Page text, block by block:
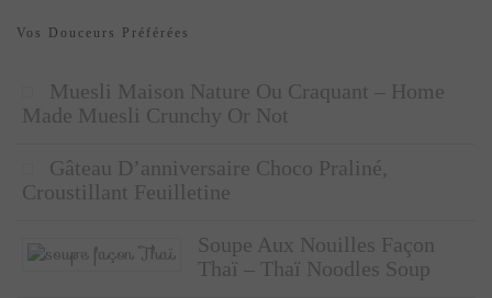
Vos Douceurs Préférées
Muesli Maison Nature Ou Craquant – Home
Made Muesli Crunchy Or Not
Gâteau D’anniversaire Choco Praliné,
Croustillant Feuilletine
Soupe Aux Nouilles Façon
Thaï – Thaï Noodles Soup